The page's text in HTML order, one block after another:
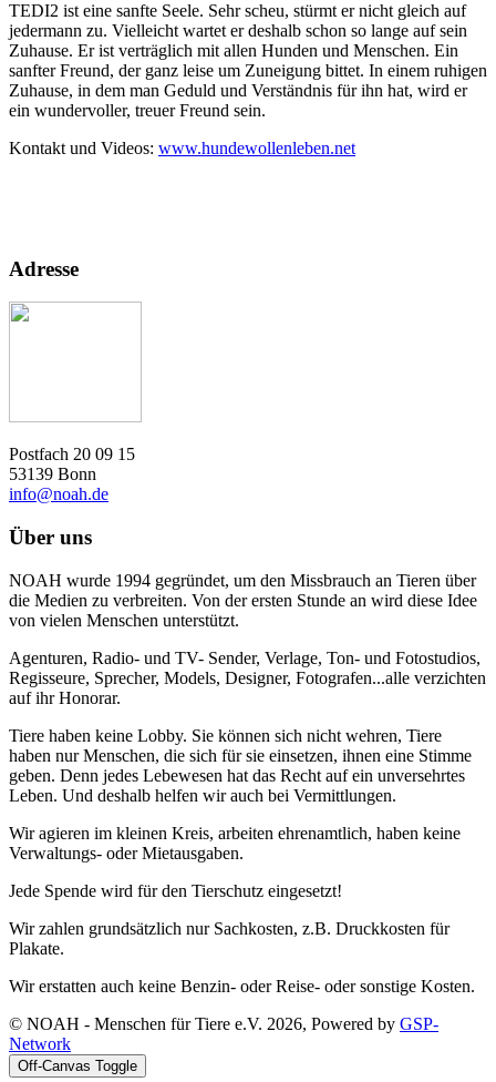
TEDI2 ist eine sanfte Seele. Sehr scheu, stürmt er nicht gleich auf
jedermann zu. Vielleicht wartet er deshalb schon so lange auf sein
Zuhause. Er ist verträglich mit allen Hunden und Menschen. Ein
sanfter Freund, der ganz leise um Zuneigung bittet. In einem ruhigen
Zuhause, in dem man Geduld und Verständnis für ihn hat, wird er
ein wundervoller, treuer Freund sein.
Kontakt und Videos: www.hundewollenleben.net
Adresse
Postfach 20 09 15
53139 Bonn
info@noah.de
Über uns
NOAH wurde 1994 gegründet, um den Missbrauch an Tieren über
die Medien zu verbreiten. Von der ersten Stunde an wird diese Idee
von vielen Menschen unterstützt.
Agenturen, Radio- und TV- Sender, Verlage, Ton- und Fotostudios,
Regisseure, Sprecher, Models, Designer, Fotografen...alle verzichten
auf ihr Honorar.
Tiere haben keine Lobby. Sie können sich nicht wehren, Tiere
haben nur Menschen, die sich für sie einsetzen, ihnen eine Stimme
geben. Denn jedes Lebewesen hat das Recht auf ein unversehrtes
Leben. Und deshalb helfen wir auch bei Vermittlungen.
Wir agieren im kleinen Kreis, arbeiten ehrenamtlich, haben keine
Verwaltungs- oder Mietausgaben.
Jede Spende wird für den Tierschutz eingesetzt!
Wir zahlen grundsätzlich nur Sachkosten, z.B. Druckkosten für
Plakate.
Wir erstatten auch keine Benzin- oder Reise- oder sonstige Kosten.
© NOAH - Menschen für Tiere e.V. 2026, Powered by GSP-
Network
Off-Canvas Toggle